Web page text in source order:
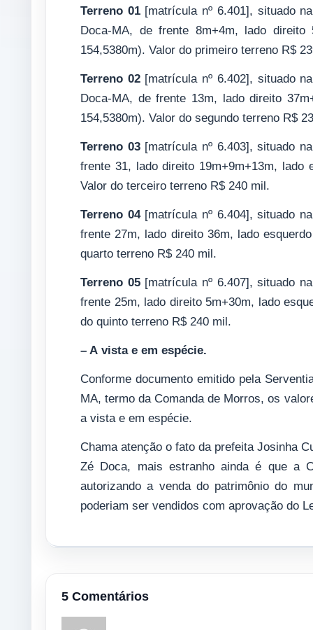
Terreno 01 [matrícula nº 6.401], situado
Doca-MA, de frente 8m+4m, lado
154,5380m). Valor do primeiro terreno R$
Terreno 02 [matrícula nº 6.402], situado
Doca-MA, de frente 13m, lado direito
154,5380m). Valor do segundo terreno R$
Terreno 03 [matrícula nº 6.403], situado
frente 31, lado direito 19m+9m+13m, lado
Valor do terceiro terreno R$ 240 mil.
Terreno 04 [matrícula nº 6.404], situado
frente 27m, lado direito 36m, lado
quarto terreno R$ 240 mil.
Terreno 05 [matrícula nº 6.407], situado
frente 25m, lado direito 5m+30m, lado
do quinto terreno R$ 240 mil.
– A vista e em espécie.
Conforme documento emitido pela
MA, termo da Comanda de Morros, os
a vista e em espécie.
Chama atenção o fato da prefeita Josinha
Zé Doca, mais estranho ainda é que a
autorizando a venda do patrimônio do
poderiam ser vendidos com aprovação do
5 Comentários